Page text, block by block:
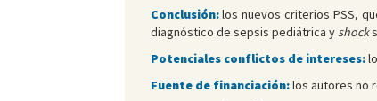
Conclusión:los nuevos criterios PSS,
diagnóstico de sepsis pediátrica yshock
Potenciales conflictos de intereses:
Fuente de financiación:los autores no